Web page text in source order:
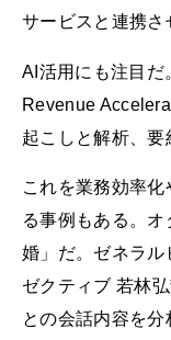
サービスと連携さ
AI活用にも注目だ
Revenue
起こしと解析、要
これを業務効率
る事例もある。
婚」だ。ゼネラ
ゼクティブ 若林
との会話内容を分